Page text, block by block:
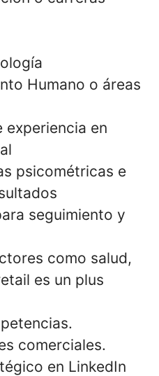
Humano o áreas
experiencia en
psicométricas e
seguimiento y
como salud,
es un plus
comerciales.
en LinkedIn